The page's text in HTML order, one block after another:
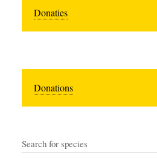
Donaties
Donations
Search for species